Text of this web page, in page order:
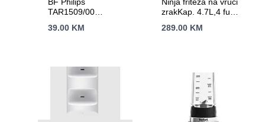
TAR1509/00
baterija;
39.00 KM
zrakKap. 4.7L,4 funk.
keramicki premaz,
289.00 KM